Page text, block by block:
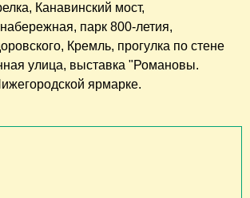
Канавинский мост,
парк 800-летия,
Кремль, прогулка по стене
улица, выставка "Романовы.
ярмарке.